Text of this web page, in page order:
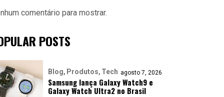
comentário para mostrar.
POSTS
Blog Produtos Tech agosto 7, 2026
Samsung lança Galaxy Watch9 e
Galaxy Watch Ultra2 no Brasil